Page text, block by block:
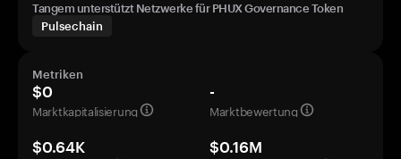
Tangem unterstützt Netzwerke für PHUX Governance Token
Pulsechain
Metriken
$0
Marktkapitalisierung
-
Marktbewertung
$0.64K
$0.16M